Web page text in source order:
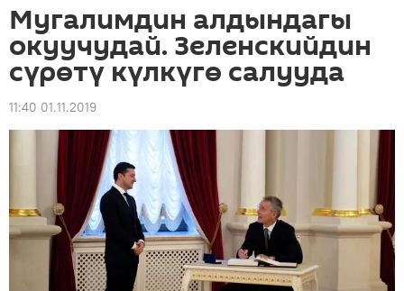
Мугалимдин алдындагы
окуучудай. Зеленскийдин
сүрөтү күлкүгө салууда
11:40 01.11.2019